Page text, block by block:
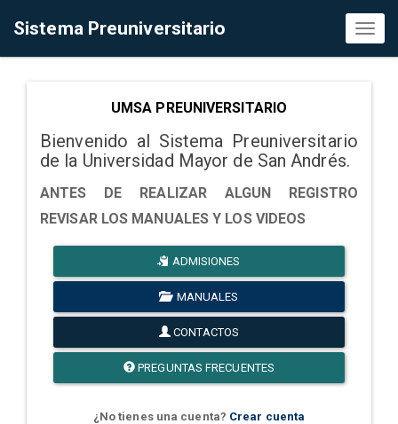
Sistema Preuniversitario
UMSA PREUNIVERSITARIO
Bienvenido al Sistema Preuniversitario
de la Universidad Mayor de San Andrés.
ANTES DE REALIZAR ALGUN REGISTRO
REVISAR LOS MANUALES Y LOS VIDEOS
ADMISIONES
MANUALES
CONTACTOS
PREGUNTAS FRECUENTES
¿No tienes una cuenta? Crear cuenta